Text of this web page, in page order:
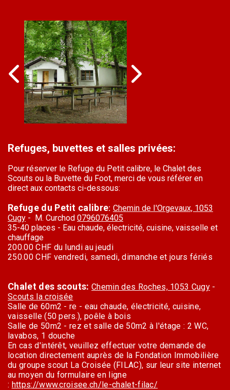
Refuges, buvettes et salles privées:
Pour réserver le Refuge du Petit calibre, le Chalet des
Scouts ou la Buvette du Foot, merci de vous référer en
direct aux contacts ci-dessous:
Refuge du Petit calibre: Chemin de I'Orgevaux, 1053
Cugy - M. Curchod 0796076405
35-40 places - Eau chaude, électricité, cuisine, vaisselle et
chauffage
200.00 CHF du lundi au jeudi
250.00 CHF vendredi, samedi, dimanche et jours fériés
Chalet des scouts: Chemin des Roches, 1053 Cugy -
Scouts la croisée
Salle de 60m2 - re - eau chaude, électricité, cuisine,
vaisselle (50 pers.), poêle à bois
Salle de 50m2 - rez et salle de 50m2 à l'étage : 2 WC,
lavabos, 1 douche
En cas d'intérêt, veuillez effectuer votre demande de
location directement auprès de la Fondation Immobilière
du groupe scout La Croisée (FILAC), sur leur site internet
au moyen du formulaire en ligne
: https://www.croisee.ch/le-chalet-filac/